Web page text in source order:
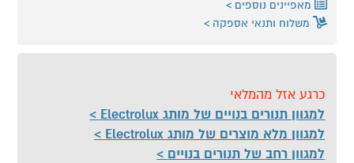
מאפיינים נוספים
משלוח ותנאי אספקה
כרגע אזל מהמלאי
למגוון תנורים בנויים של מותג Electrolux
למגוון מלא מוצרים של מותג Electrolux
למגוון רחב של תנורים בנויים